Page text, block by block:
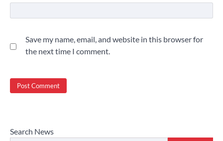
Save my name, email, and website in this browser for
the next time I comment.
Search News